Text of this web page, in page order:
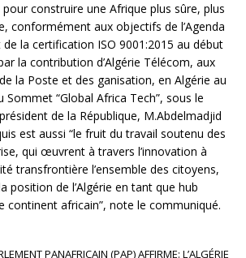
pour construire une Afrique plus sûre, plus
conformément aux objectifs de l’Agenda
de la certification ISO 9001:2015 au début
la contribution d’Algérie Télécom, aux
la Poste et des ganisation, en Algérie au
Sommet “Global Africa Tech”, sous le
de la République, M.Abdelmadjid
est aussi “le fruit du travail soutenu des
qui œuvrent à travers l’innovation à
transfrontière l’ensemble des citoyens,
position de l’Algérie en tant que hub
continent africain”, note le communiqué.
PANAFRICAIN (PAP) AFFIRME: L’ALGÉRIE